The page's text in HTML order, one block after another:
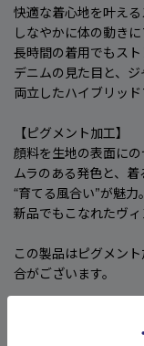
快適な着心地を叶える
しなやかに体の動きに
長時間の着用でもスト
デニムの見た目と、
両立したハイブリッド
【ピグメント加工】
顔料を生地の表面にの
ムラのある発色と、
“育てる風合い”が魅力。
新品でもこなれたヴィ
この製品はピグメン
合がございます。
【カラー】ブラック・